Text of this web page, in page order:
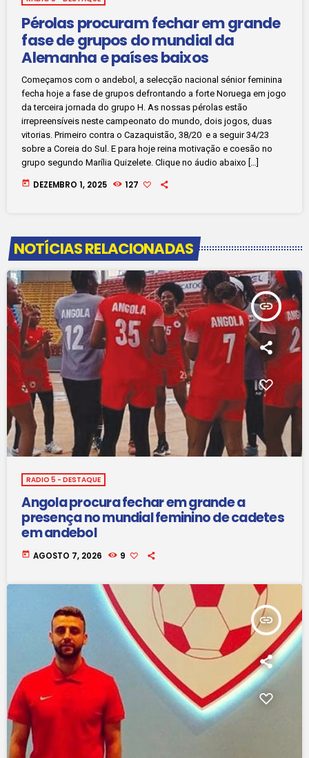
Pérolas procuram fechar em grande
fase de grupos do mundial da
Alemanha e países baixos
Começamos com o andebol, a selecção nacional sénior feminina
fecha hoje a fase de grupos defrontando a forte Noruega em jogo
da terceira jornada do grupo H. As nossas pérolas estão
irrepreensíveis neste campeonato do mundo, dois jogos, duas
vitorias. Primeiro contra o Cazaquistão, 38/20 e a seguir 34/23
sobre a Coreia do Sul. E para hoje reina motivação e coesão no
grupo segundo Marília Quizelete. Clique no áudio abaixo […]
today DEZEMBRO 1, 2025 127
NOTÍCIAS RELACIONADAS
insert_link
RADIO 5 - DESTAQUE
Angola procura fechar em grande a
presença no mundial feminino de cadetes
em andebol
today AGOSTO 7, 2026 9
insert_link